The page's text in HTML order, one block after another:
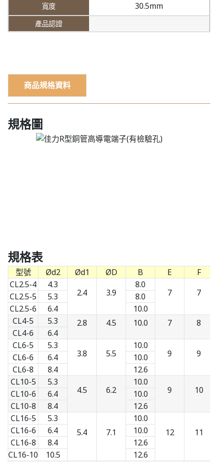
30.5mm
商品規格資料
規格圖
規格表
型號 Ød2 Ød1 ØD B E
F
CL2.5-4
4.3
2.4 3.9
8.0
7 7
CL2.5-5 5.3
8.0
CL2.5-6
6.4
10.0
CL4-5
5.3 2.8 4.5 10.0 7
8
CL4-6
6.4
CL6-5
5.3
3.8 5.5
10.0
9 9
CL6-6 6.4
10.0
CL6-8
8.4
12.6
CL10-5
5.3
4.5 6.2
10.0
9 10
CL10-6 6.4
10.0
CL10-8
8.4
12.6
CL16-5
5.3
5.4
7.1
10.0
12
11
CL16-6 6.4
10.0
CL16-8
8.4
12.6
CL16-10
10.5
12.6